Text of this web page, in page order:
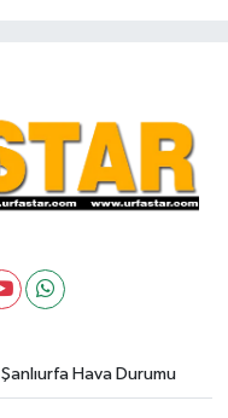
Şanlıurfa Hava Durumu